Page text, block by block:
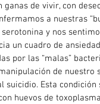
de vivir, con
a nuestras
y nos
un cuadro de
por las “malas”
de nuestro
suicidio. Esta
huevos de